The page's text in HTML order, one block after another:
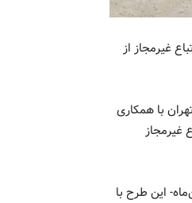
غیرمجاز از
با همکاری
غیرمجاز
این طرح با